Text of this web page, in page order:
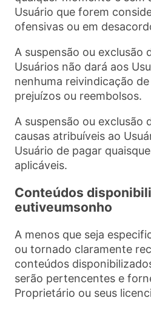
Usuário que forem
ofensivas ou em
A suspensão ou exclusão
Usuários não dará aos
nenhuma reivindicação
prejuízos ou reembolsos.
A suspensão ou exclusão
causas atribuíveis ao
Usuário de pagar
aplicáveis.
Conteúdos
eutiveumsonho
A menos que seja
ou tornado claramente
conteúdos
serão pertencentes e
Proprietário ou seus